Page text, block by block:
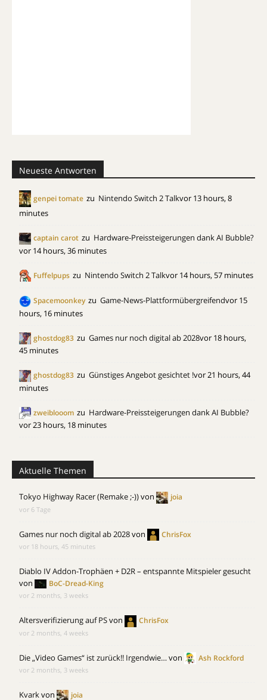
Neueste Antworten
genpei tomate zu Nintendo Switch 2 Talkvor 13 hours, 8
minutes
captain carot zu Hardware-Preissteigerungen dank AI Bubble?
vor 14 hours, 36 minutes
Fuffelpups zu Nintendo Switch 2 Talkvor 14 hours, 57 minutes
Spacemoonkey zu Game-News-Plattformübergreifendvor 15
hours, 16 minutes
ghostdog83 zu Games nur noch digital ab 2028vor 18 hours,
45 minutes
ghostdog83 zu Günstiges Angebot gesichtet !vor 21 hours, 44
minutes
zweiblooom zu Hardware-Preissteigerungen dank AI Bubble?
vor 23 hours, 18 minutes
Aktuelle Themen
Tokyo Highway Racer (Remake ;-))von joia
vor 6 Tage
Games nur noch digital ab 2028von ChrisFox
vor 18 hours, 45 minutes
Diablo IV Addon-Trophäen + D2R – entspannte Mitspieler gesucht
von
BoC-Dread-King
vor 2 months, 3 weeks
Altersverifizierung auf PSvon ChrisFox
vor 2 months, 4 weeks
Die „Video Games“ ist zurück!! Irgendwie…von Ash Rockford
vor 2 months, 3 weeks
Kvarkvon joia